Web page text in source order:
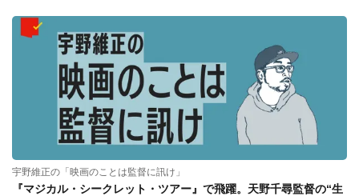
宇野維正の「映画のことは監督に訊け」
『マジカル・シークレット・ツアー』で飛躍。天野千尋監督の“生